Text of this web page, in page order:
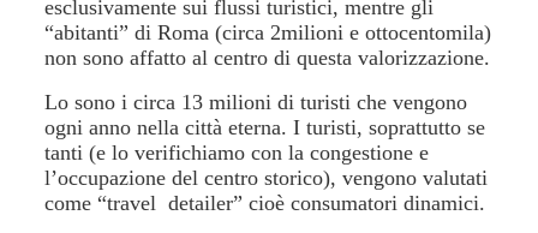
esclusivamente sui flussi turistici, mentre gli
“abitanti” di Roma (circa 2milioni e ottocentomila)
non sono affatto al centro di questa valorizzazione.
Lo sono i circa 13 milioni di turisti che vengono
ogni anno nella città eterna. I turisti, soprattutto se
tanti (e lo verifichiamo con la congestione e
l’occupazione del centro storico), vengono valutati
come “travel detailer” cioè consumatori dinamici.